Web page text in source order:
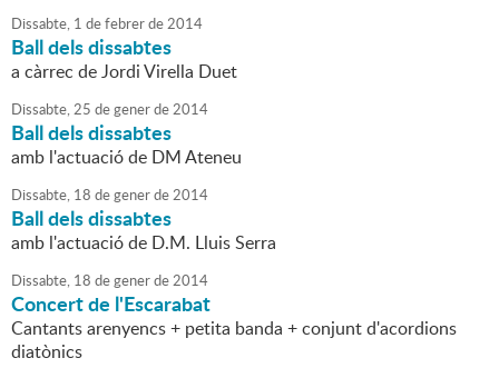
Dissabte, 1 defebrerde2014
Ball dels dissabtes
a càrrec de Jordi Virella Duet
Dissabte,25 degenerde2014
Ball dels dissabtes
amb l'actuació de DM Ateneu
Dissabte, 18 degenerde2014
Ball dels dissabtes
amb l'actuació de D.M. Lluis Serra
Dissabte, 18 degenerde2014
Concert de l'Escarabat
Cantants arenyencs + petita banda + conjunt d'acordions
diatònics